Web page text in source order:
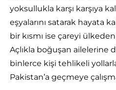
yoksullukla karşı karşıya
eşyalarını satarak hayata
bir kısmı ise çareyi
Açlıkla boğuşan ailelerine
binlerce kişi tehlikeli
Pakistan’a geçmeye